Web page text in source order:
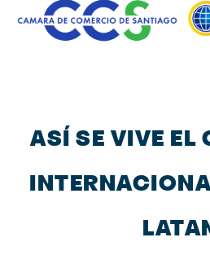
ASÍ SE VIVE EL